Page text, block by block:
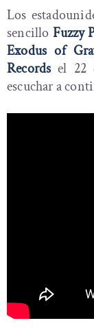
Los
sencillo Fuzzy
Exodus of
Recordsel 22
escuchar a